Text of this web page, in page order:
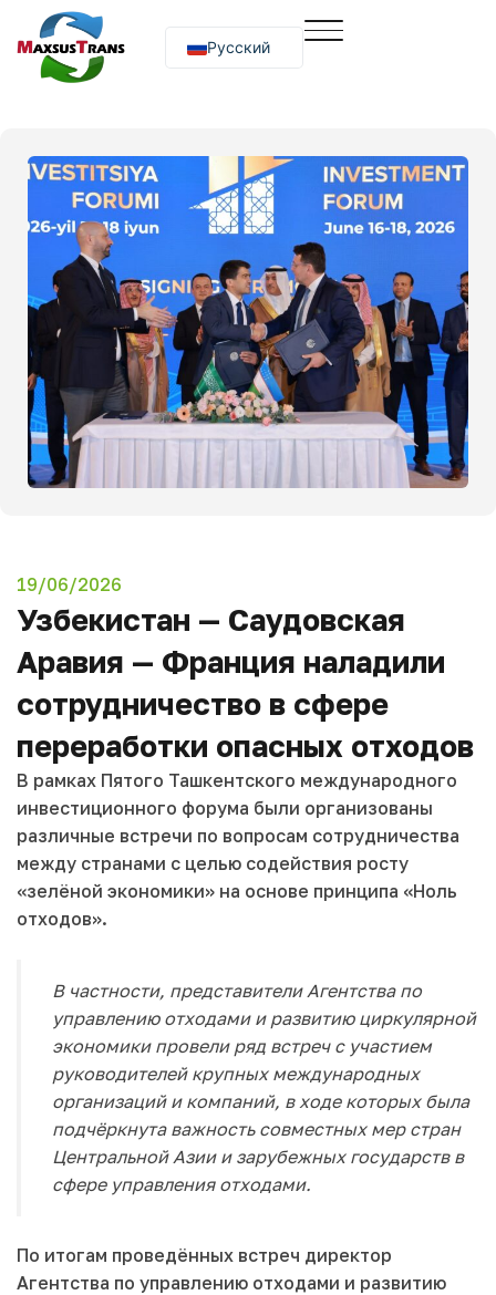
Русский
O‘zbekcha
19/06/2026
Узбекистан — Саудовская
Аравия — Франция наладили
сотрудничество в сфере
переработки опасных отходов
В рамках Пятого Ташкентского международного
инвестиционного форума были организованы
различные встречи по вопросам сотрудничества
между странами с целью содействия росту
«зелёной экономики» на основе принципа «Ноль
отходов».
В частности, представители Агентства по
управлению отходами и развитию циркулярной
экономики провели ряд встреч с участием
руководителей крупных международных
организаций и компаний, в ходе которых была
подчёркнута важность совместных мер стран
Центральной Азии и зарубежных государств в
сфере управления отходами.
По итогам проведённых встреч директор
Агентства по управлению отходами и развитию